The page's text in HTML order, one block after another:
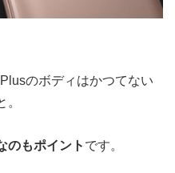
のボディはかつてない
のもポイント です。